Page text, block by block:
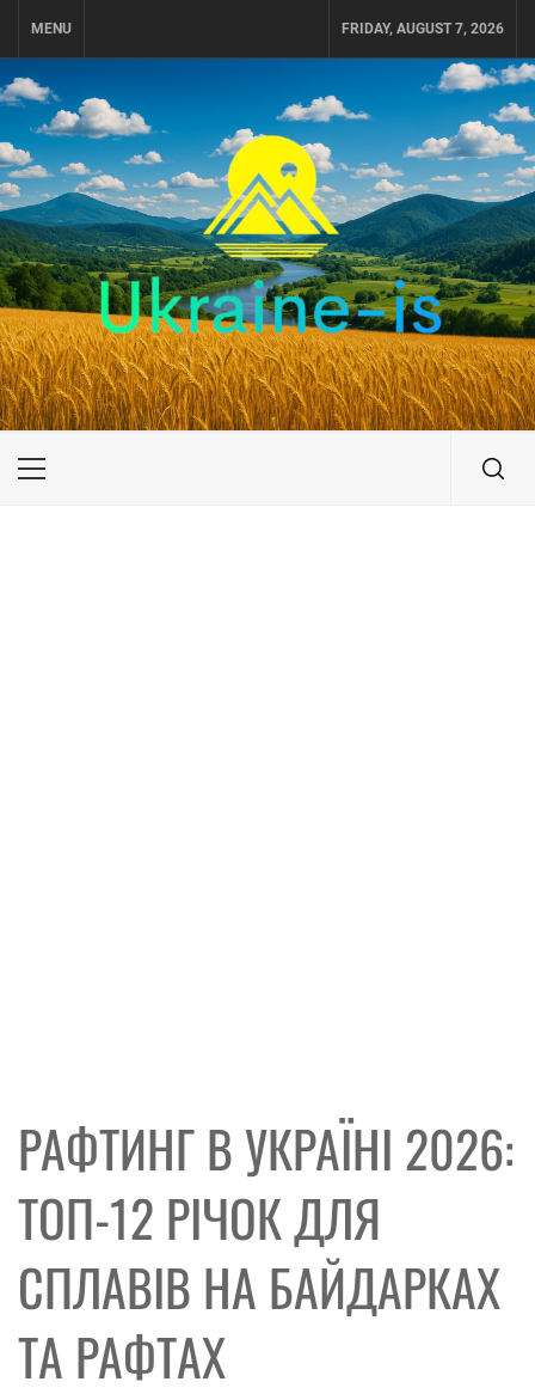
MENU FRIDAY, AUGUST 7, 2026
UKRAINE-IS
ПОДОРОЖI ПО УКРАЇНІ
Primary
РАФТИНГ В УКРАЇНІ 2026:
ТОП-12 РІЧОК ДЛЯ
СПЛАВІВ НА БАЙДАРКАХ
ТА РАФТАХ